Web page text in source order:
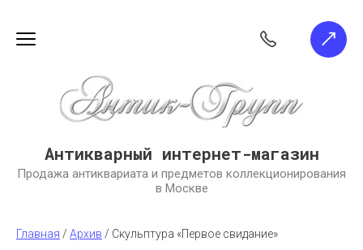
Антикварный интернет-магазин
Продажа антиквариата и предметов коллекционирования
в Москве
Главная / Архив / Скульптура «Первое свидание»